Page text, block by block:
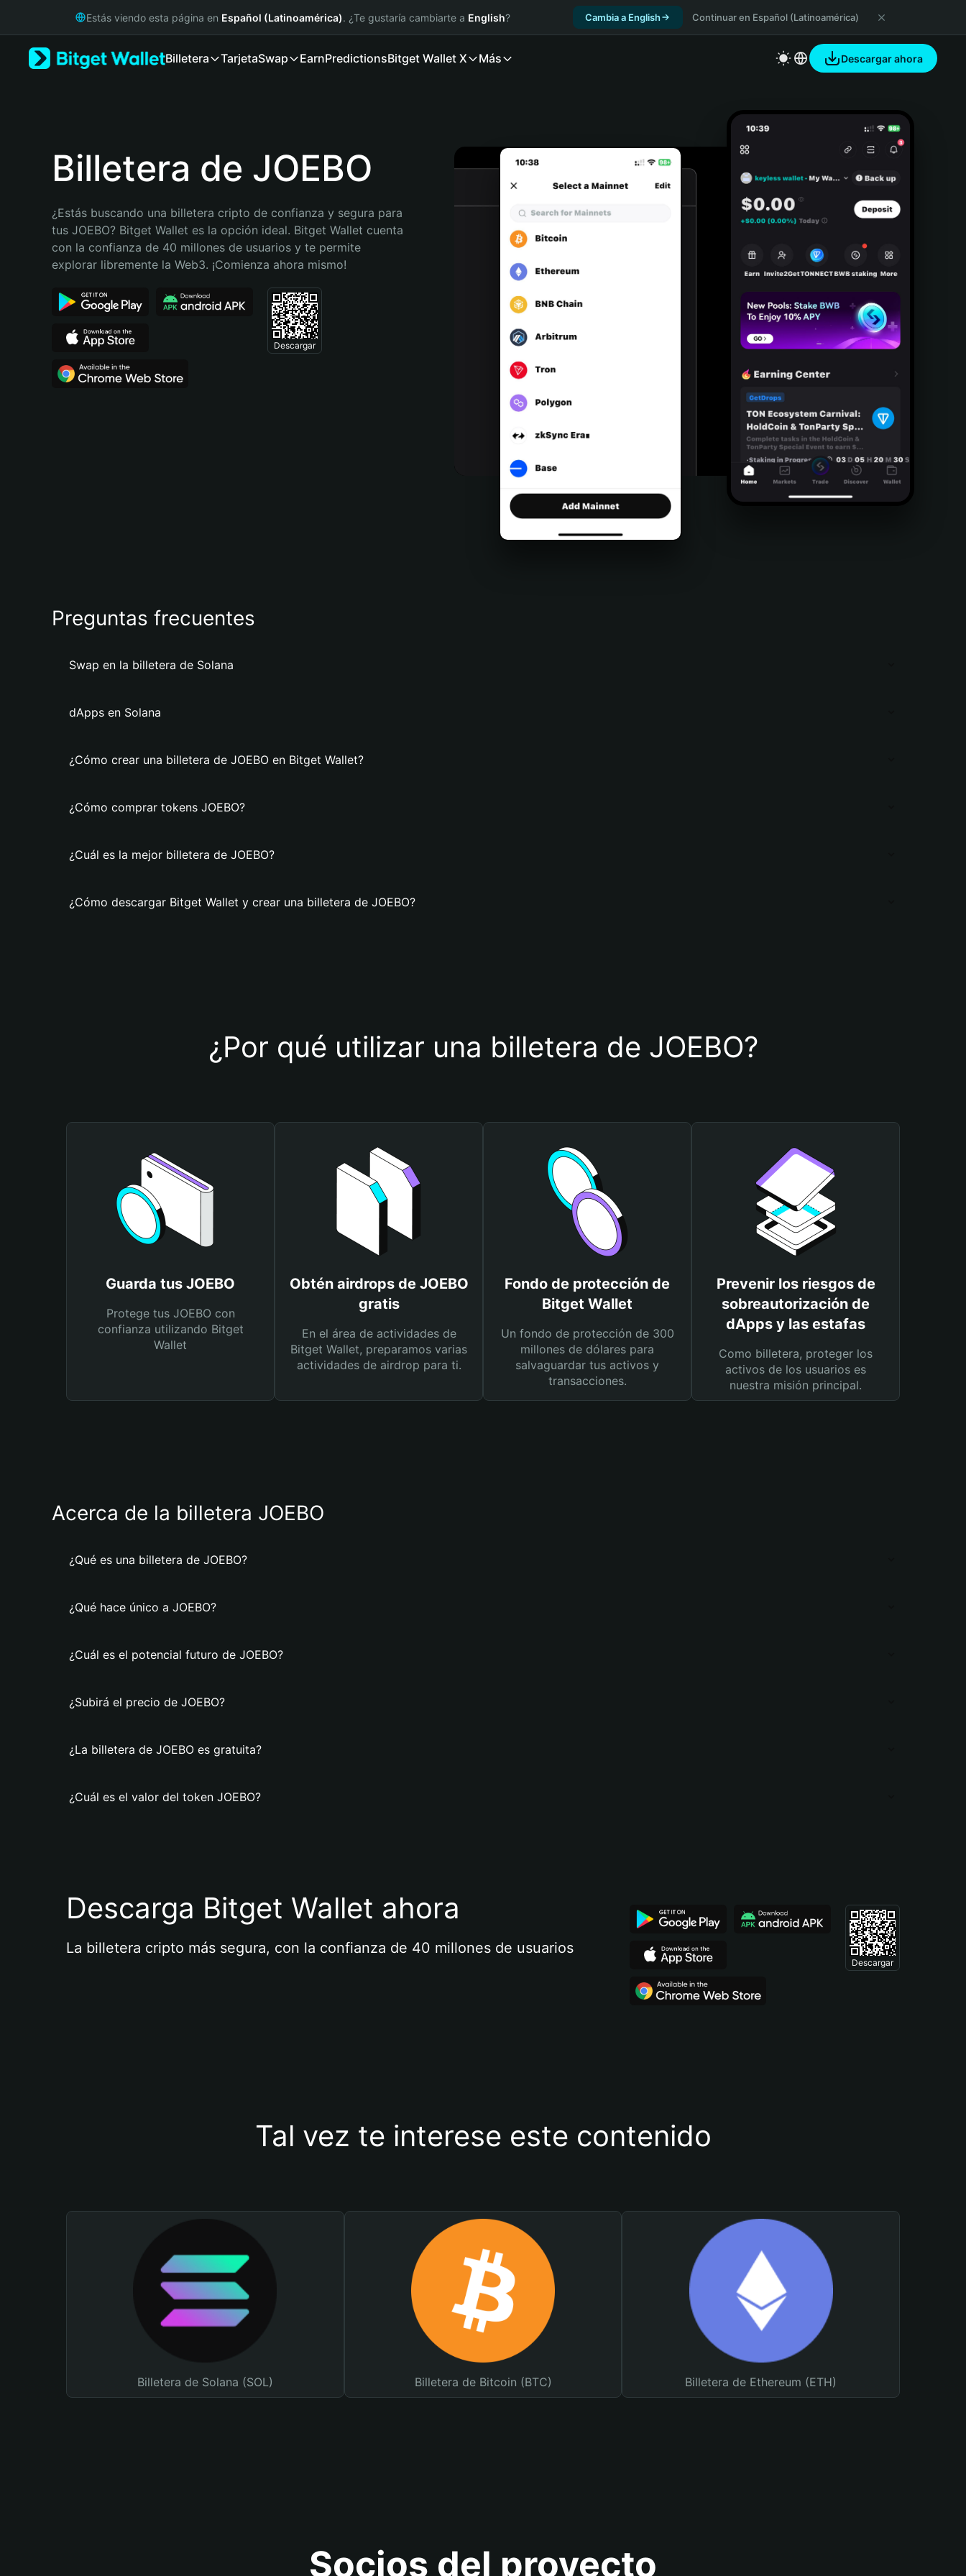
Русский
Bahasa Indonesia
Português (Brasil)
Estás viendo esta página en Español (Latinoamérica). ¿Te gustaría cambiarte a English? Cambia a English Continuar en Español (Latinoamérica)
Billetera TarjetaSwap EarnPredictionsBitget Wallet X Más Descargar ahora
Billetera de JOEBO
¿Estás buscando una billetera cripto de confianza y segura para
tus JOEBO? Bitget Wallet es la opción ideal. Bitget Wallet cuenta
con la confianza de 40 millones de usuarios y te permite
explorar libremente la Web3. ¡Comienza ahora mismo!
Descargar
Preguntas frecuentes
Swap en la billetera de Solana
dApps en Solana
¿Cómo crear una billetera de JOEBO en Bitget Wallet?
¿Cómo comprar tokens JOEBO?
¿Cuál es la mejor billetera de JOEBO?
¿Cómo descargar Bitget Wallet y crear una billetera de JOEBO?
¿Por qué utilizar una billetera de JOEBO?
Guarda tus JOEBO
Protege tus JOEBO con
confianza utilizando Bitget
Wallet
Obtén airdrops de JOEBO
gratis
En el área de actividades de
Bitget Wallet, preparamos varias
actividades de airdrop para ti.
Fondo de protección de
Bitget Wallet
Un fondo de protección de 300
millones de dólares para
salvaguardar tus activos y
transacciones.
Prevenir los riesgos de
sobreautorización de
dApps y las estafas
Como billetera, proteger los
activos de los usuarios es
nuestra misión principal.
Acerca de la billetera JOEBO
¿Qué es una billetera de JOEBO?
¿Qué hace único a JOEBO?
¿Cuál es el potencial futuro de JOEBO?
¿Subirá el precio de JOEBO?
¿La billetera de JOEBO es gratuita?
¿Cuál es el valor del token JOEBO?
Descarga Bitget Wallet ahora
La billetera cripto más segura, con la confianza de 40 millones de usuarios
Descargar
Tal vez te interese este contenido
Billetera de Solana (SOL) Billetera de Bitcoin (BTC) Billetera de Ethereum (ETH)
Socios del proyecto